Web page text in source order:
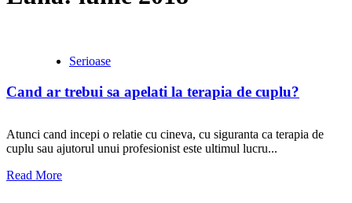
Serioase
Cand ar trebui sa apelati la terapia de cuplu?
Atunci cand incepi o relatie cu cineva, cu siguranta ca terapia de
cuplu sau ajutorul unui profesionist este ultimul lucru...
Read More